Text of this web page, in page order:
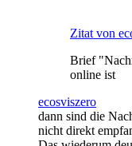
Zitat von
Brief
online ist
ecosviszero
dann sind die
nicht direkt